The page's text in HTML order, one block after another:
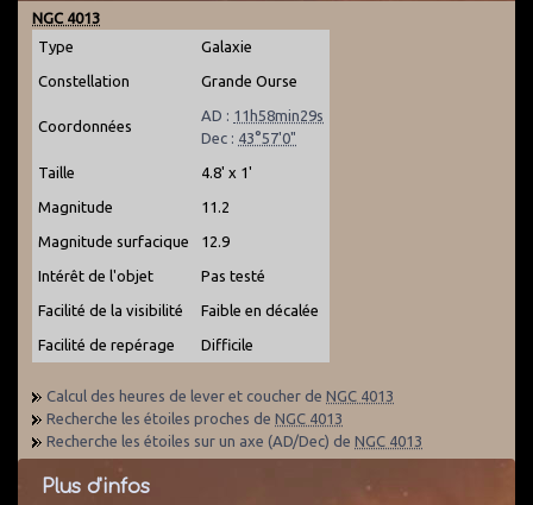
NGC 4013
Type
Galaxie
Constellation Grande Ourse
Coordonnées
AD : 11h58min29s
Dec : 43°57'0"
Taille 4.8' x 1'
Magnitude 11.2
Magnitude surfacique 12.9
Intérêt de l'objet Pas testé
Facilité de la visibilité Faible en décalée
Facilité de repérage Difficile
Calcul des heures de lever et coucher de NGC 4013
Recherche les étoiles proches de NGC 4013
Recherche les étoiles sur un axe (AD/Dec) de NGC 4013
Plus d'infos